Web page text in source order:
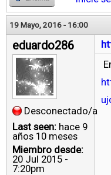
19 Mayo, 2016 - 16:00
eduardo286
Desconectado/a
Last seen: hace 9
años 10 meses
Miembro desde:
20 Jul 2015 -
7:20pm